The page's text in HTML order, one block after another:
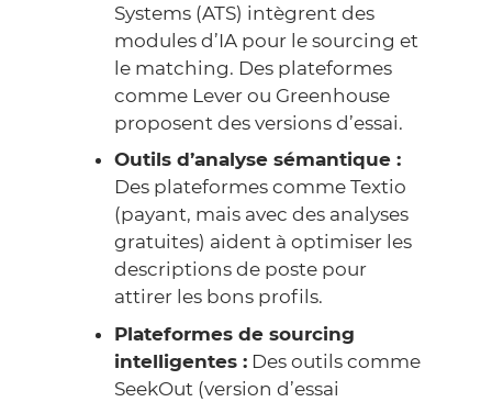
Systems (ATS) intègrent des
modules d’IA pour le sourcing et
le matching. Des plateformes
comme Lever ou Greenhouse
proposent des versions d’essai.
Outils d’analyse sémantique :
Des plateformes comme Textio
(payant, mais avec des analyses
gratuites) aident à optimiser les
descriptions de poste pour
attirer les bons profils.
Plateformes de sourcing
intelligentes : Des outils comme
SeekOut (version d’essai